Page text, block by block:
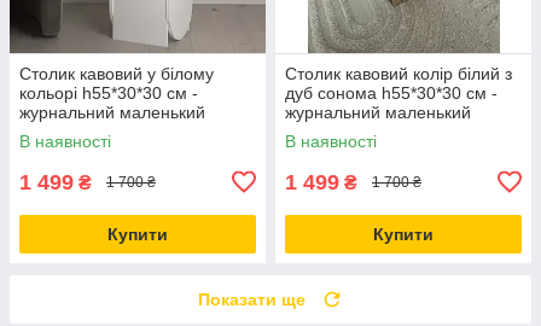
Столик кавовий у білому
кольорі h55*30*30 см -
журнальний маленький
столик
В наявності
1 499 ₴ 1 700 ₴
Купити
Столик кавовий колір білий з
дуб сонома h55*30*30 см -
журнальний маленький
столик
В наявності
1 499 ₴ 1 700 ₴
Купити
Показати ще